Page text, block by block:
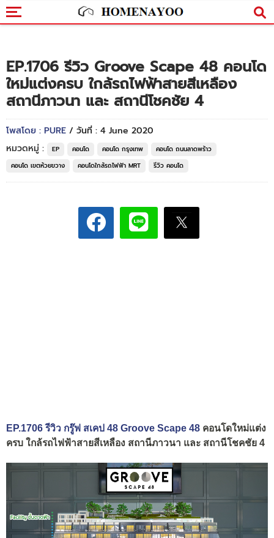
EP.1706 รีวิว Groove Scape 48 คอนโด
ใหม่แต่งครบ ใกล้รถไฟฟ้าสายสีเหลือง
สถานีภาวนา และ สถานีโชคชัย 4
โพสโดย : PURE / วันที่ : 4 June 2020
หมวดหมู่ :
EP คอนโด คอนโด กรุงเทพ
คอนโด ถนนลาดพร้าว
คอนโด เขตห้วยขวาง
คอนโดใกล้รถไฟฟ้า MRT รีวิว คอนโด
EP.1706 รีวิว กรู๊ฟ สเคป 48 Groove Scape 48 คอนโดใหม่แต่ง
ครบ ใกล้รถไฟฟ้าสายสีเหลือง สถานีภาวนา และ สถานีโชคชัย 4